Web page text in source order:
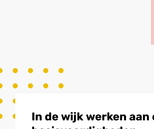
In de wijk werken aan